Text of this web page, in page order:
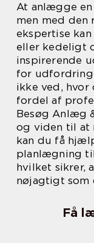
At anlægge en
men med
ekspertise
eller kedeligt
inspirerende
for
ikke ved, hvor
fordel af
Besøg Anlæg
og viden til at
kan du få
planlægning
hvilket sikrer,
nøjagtigt som
Få